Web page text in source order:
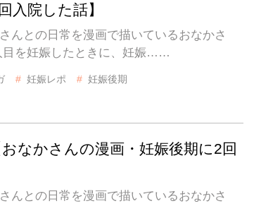
入院した話】
んとの日常を漫画で描いているおなかさ
目を妊娠したときに、妊娠……
妊娠レポ
妊娠後期
なかさんの漫画・妊娠後期に2回
んとの日常を漫画で描いているおなかさ